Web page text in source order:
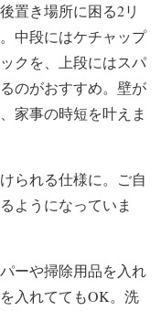
置き場所に困る2リ
中段にはケチャップ
クを、上段にはスパ
のがおすすめ。壁が
家事の時短を叶えま
られる仕様に。ご自
ようになっていま
ーや掃除用品を入れ
入れててもOK。洗